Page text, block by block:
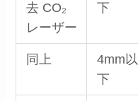
去 CO₂
レーザー
下
同上
4mm以
下